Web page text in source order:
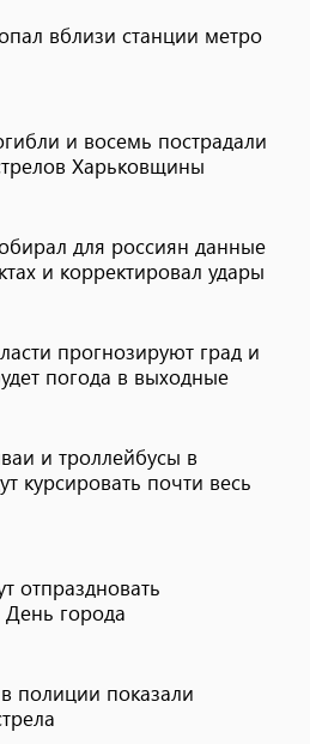
вблизи станции метро
и восемь пострадали
Харьковщины
для россиян данные
и ​​корректировал удары
прогнозируют град и
погода в выходные
и троллейбусы в
курсировать почти весь
отпраздновать
День города
полиции показали